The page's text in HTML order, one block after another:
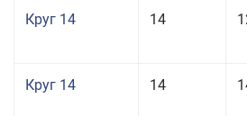
Круг 14 14
Круг 14 14